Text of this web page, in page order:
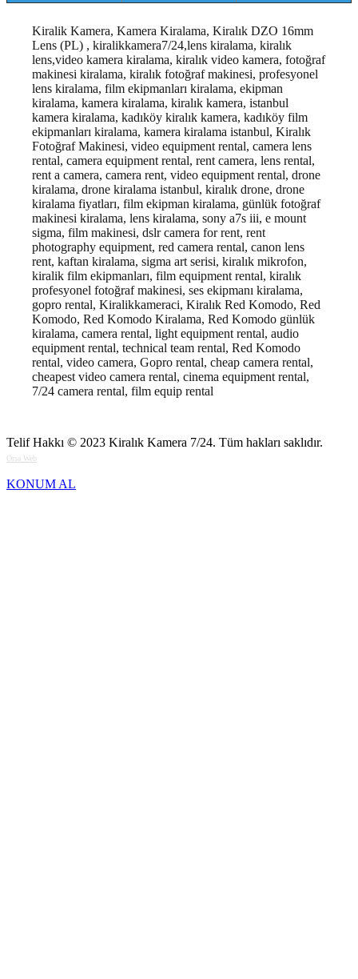
Kiralik Kamera, Kamera Kiralama, Kiralık DZO 16mm
Lens (PL) , kiralikkamera7/24,lens kiralama, kiralık
lens,video kamera kiralama, kiralık video kamera, fotoğraf
makinesi kiralama, kiralık fotoğraf makinesi, profesyonel
lens kiralama, film ekipmanları kiralama, ekipman
kiralama, kamera kiralama, kiralık kamera, istanbul
kamera kiralama, kadıköy kiralık kamera, kadıköy film
ekipmanları kiralama, kamera kiralama istanbul, Kiralık
Fotoğraf Makinesi, video equipment rental, camera lens
rental, camera equipment rental, rent camera, lens rental,
rent a camera, camera rent, video equipment rental, drone
kiralama, drone kiralama istanbul, kiralık drone, drone
kiralama fiyatları, film ekipman kiralama, günlük fotoğraf
makinesi kiralama, lens kiralama, sony a7s iii, e mount
sigma, film makinesi, dslr camera for rent, rent
photography equipment, red camera rental, canon lens
rent, kaftan kiralama, sigma art serisi, kiralık mikrofon,
kiralik film ekipmanları, film equipment rental, kiralık
profesyonel fotoğraf makinesi, ses ekipmanı kiralama,
gopro rental, Kiralikkameraci, Kiralık Red Komodo, Red
Komodo, Red Komodo Kiralama, Red Komodo günlük
kiralama, camera rental, light equipment rental, audio
equipment rental, technical team rental, Red Komodo
rental, video camera, Gopro rental, cheap camera rental,
cheapest video camera rental, cinema equipment rental,
7/24 camera rental, film equip rental
Telif Hakkı © 2023 Kiralık Kamera 7/24. Tüm hakları saklıdır.
Orsa Web
KONUM AL